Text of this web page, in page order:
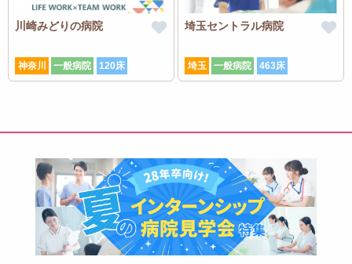
川崎みどりの病院
神奈川 一般病院 120床
埼玉セントラル病院
埼玉 一般病院 463床